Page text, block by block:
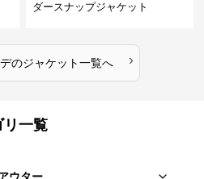
ダースナップジャケット
のジャケット一覧へ ›
リ一覧
ウター